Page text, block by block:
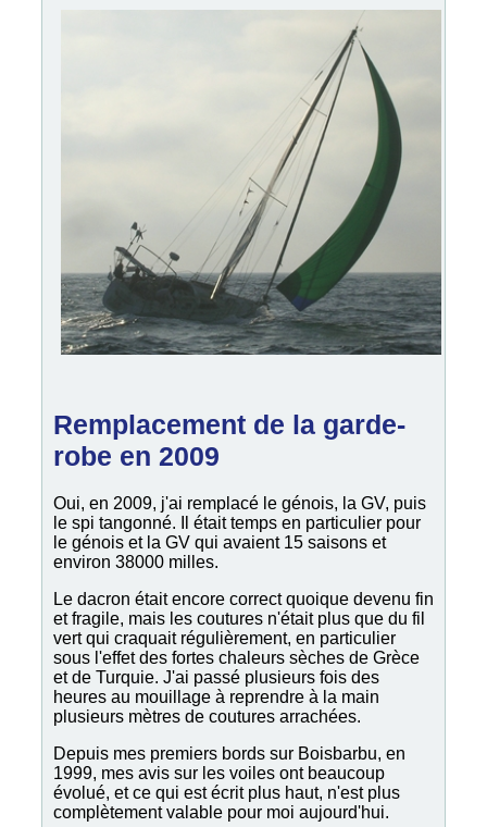
Remplacement de la garde-
robe en 2009
Oui, en 2009, j'ai remplacé le génois, la GV, puis
le spi tangonné. Il était temps en particulier pour
le génois et la GV qui avaient 15 saisons et
environ 38000 milles.
Le dacron était encore correct quoique devenu fin
et fragile, mais les coutures n'était plus que du fil
vert qui craquait régulièrement, en particulier
sous l'effet des fortes chaleurs sèches de Grèce
et de Turquie. J'ai passé plusieurs fois des
heures au mouillage à reprendre à la main
plusieurs mètres de coutures arrachées.
Depuis mes premiers bords sur Boisbarbu, en
1999, mes avis sur les voiles ont beaucoup
évolué, et ce qui est écrit plus haut, n'est plus
complètement valable pour moi aujourd'hui.